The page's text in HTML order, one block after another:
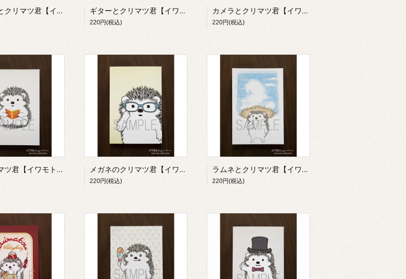
ラーメンとクリマツ君【イワモトシューヘー】 ギターとクリマツ君【イワモトシューヘー】
220円(税込)
カメラとクリマツ君【イワモトシューヘー】
220円(税込)
本とクリマツ君【イワモトシューヘー】 メガネのクリマツ君【イワモトシューヘー】
220円(税込)
ラムネとクリマツ君【イワモトシューヘー】
220円(税込)